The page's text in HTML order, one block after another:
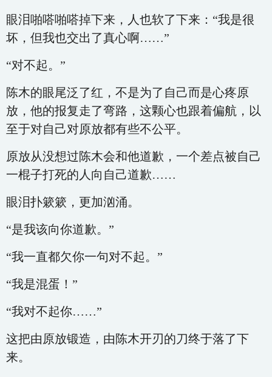
眼泪啪嗒啪嗒掉下来，人也软了下来：“我是很
坏，但我也交出了真心啊……”
“对不起。”
陈木的眼尾泛了红，不是为了自己而是心疼原
放，他的报复走了弯路，这颗心也跟着偏航，以
至于对自己对原放都有些不公平。
原放从没想过陈木会和他道歉，一个差点被自己
一棍子打死的人向自己道歉……
眼泪扑簌簌，更加汹涌。
“是我该向你道歉。”
“我一直都欠你一句对不起。”
“我是混蛋！”
“我对不起你……”
这把由原放锻造，由陈木开刃的刀终于落了下
来。